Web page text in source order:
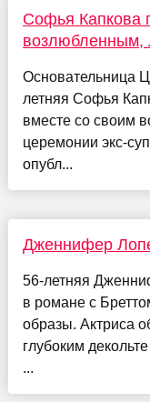
Софья Капкова
возлюбленным,
Основательница
летняя Софья
вместе со своим
церемонии экс-
опубл...
Дженнифер
56-летняя
в романе с
образы. Актриса
глубоким
...